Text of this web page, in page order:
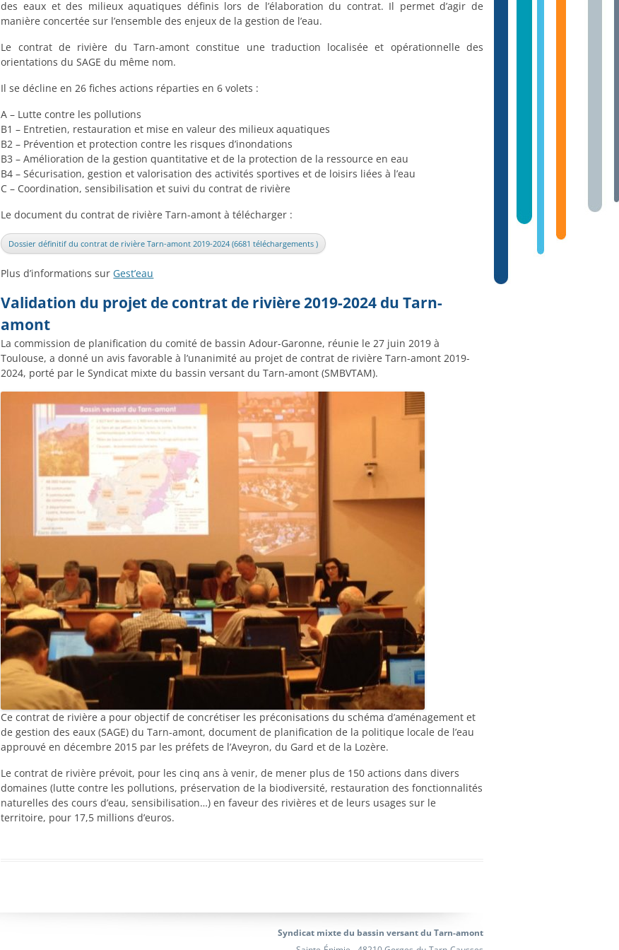
des eaux et des milieux aquatiques définis lors de l’élaboration du contrat. Il permet d’agir de
manière concertée sur l’ensemble des enjeux de la gestion de l’eau.
Le contrat de rivière du Tarn-amont constitue une traduction localisée et opérationnelle des
orientations du SAGE du même nom.
Il se décline en 26 fiches actions réparties en 6 volets :
A – Lutte contre les pollutions
B1 – Entretien, restauration et mise en valeur des milieux aquatiques
B2 – Prévention et protection contre les risques d’inondations
B3 – Amélioration de la gestion quantitative et de la protection de la ressource en eau
B4 – Sécurisation, gestion et valorisation des activités sportives et de loisirs liées à l’eau
C – Coordination, sensibilisation et suivi du contrat de rivière
Le document du contrat de rivière Tarn-amont à télécharger :
Dossier définitif du contrat de rivière Tarn-amont 2019-2024 (6681 téléchargements )
Plus d’informations sur Gest’eau
Validation du projet de contrat de rivière 2019-2024 du Tarn-
amont
La commission de planification du comité de bassin Adour-Garonne, réunie le 27 juin 2019 à
Toulouse, a donné un avis favorable à l’unanimité au projet de contrat de rivière Tarn-amont 2019-
2024, porté par le Syndicat mixte du bassin versant du Tarn-amont (SMBVTAM).
Ce contrat de rivière a pour objectif de concrétiser les préconisations du schéma d’aménagement et
de gestion des eaux (SAGE) du Tarn-amont, document de planification de la politique locale de l’eau
approuvé en décembre 2015 par les préfets de l’Aveyron, du Gard et de la Lozère.
Le contrat de rivière prévoit, pour les cinq ans à venir, de mener plus de 150 actions dans divers
domaines (lutte contre les pollutions, préservation de la biodiversité, restauration des fonctionnalités
naturelles des cours d’eau, sensibilisation…) en faveur des rivières et de leurs usages sur le
territoire, pour 17,5 millions d’euros.
Syndicat mixte du bassin versant du Tarn-amont